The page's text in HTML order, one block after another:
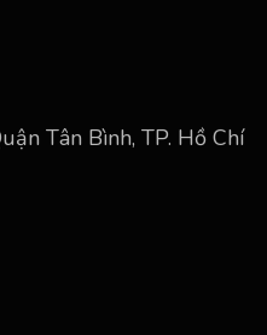
Tân Bình, TP. Hồ Chí